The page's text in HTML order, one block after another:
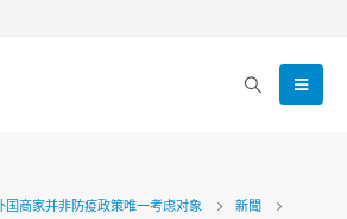
国商家并非防疫政策唯一考虑对象
新聞